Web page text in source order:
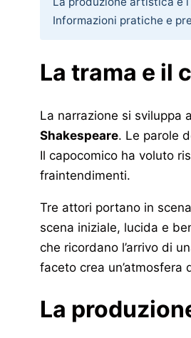
Informazioni pratiche e
La trama e il
La narrazione si sviluppa
Shakespeare. Le parole
Il capocomico ha voluto
fraintendimenti.
Tre attori portano in
scena iniziale, lucida e
che ricordano l’arrivo di
faceto crea
La